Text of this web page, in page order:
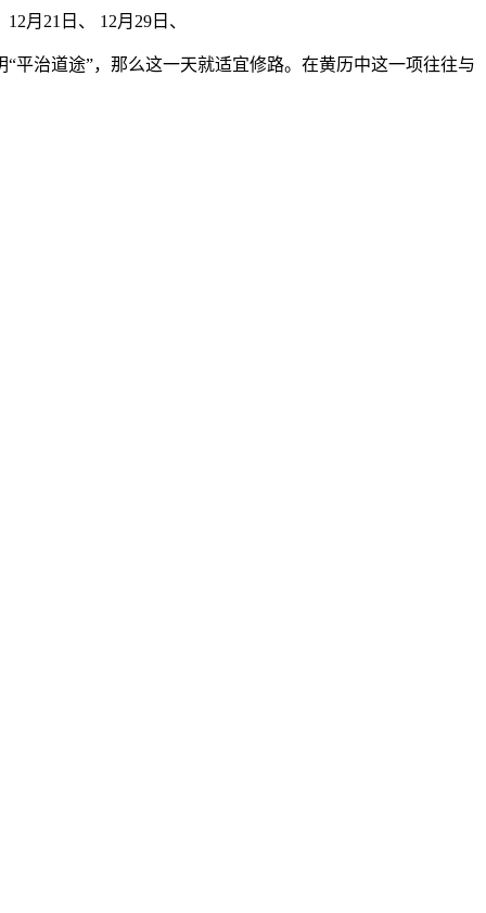
月21日、 12月29日、
平治道途”，那么这一天就适宜修路。在黄历中这一项往往与